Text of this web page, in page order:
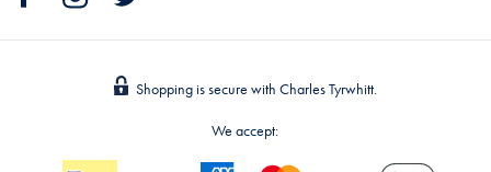
Shopping is secure with Charles Tyrwhitt.
We accept: